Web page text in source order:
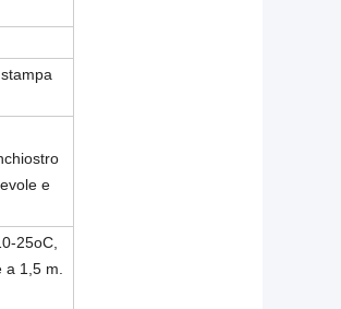
e
25oC,
a 1,5 m.